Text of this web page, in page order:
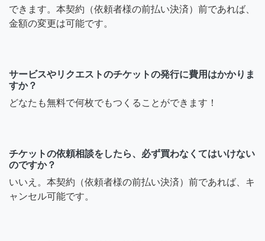
できます。本契約（依頼者様の前払い決済）前であれば、
金額の変更は可能です。
サービスやリクエストのチケットの発行に費用はかかりま
すか？
どなたも無料で何枚でもつくることができます！
チケットの依頼相談をしたら、必ず買わなくてはいけない
のですか？
いいえ。本契約（依頼者様の前払い決済）前であれば、キ
ャンセル可能です。